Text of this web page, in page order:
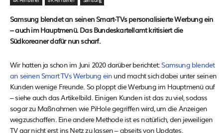
Samsung blendet an seinen Smart-TVs personalisierte Werbung ein
– auch im Hauptmenü. Das Bundeskartellamt kritisiert die
Südkoreaner dafür nun scharf.
Wir hatten ja schon im Juni 2020 darüber berichtet: Samsung blendet
an seinen Smart TVs Werbung ein und macht sich dabei unter seinen
Kunden wenige Freunde. So ploppt die Werbung im Hauptmenü auf
– siehe auch das Artikelbild. Einigen Kunden ist das zu viel, sodass
sogar zu Maßnahmen wie PiHole gegriffen wird, um die Anzeigen
wegzuschaffen. Eine andere Methode ist es natürlich, den jeweiligen
TV gar nicht erst ins Netz zu lassen – abseits von Updates.